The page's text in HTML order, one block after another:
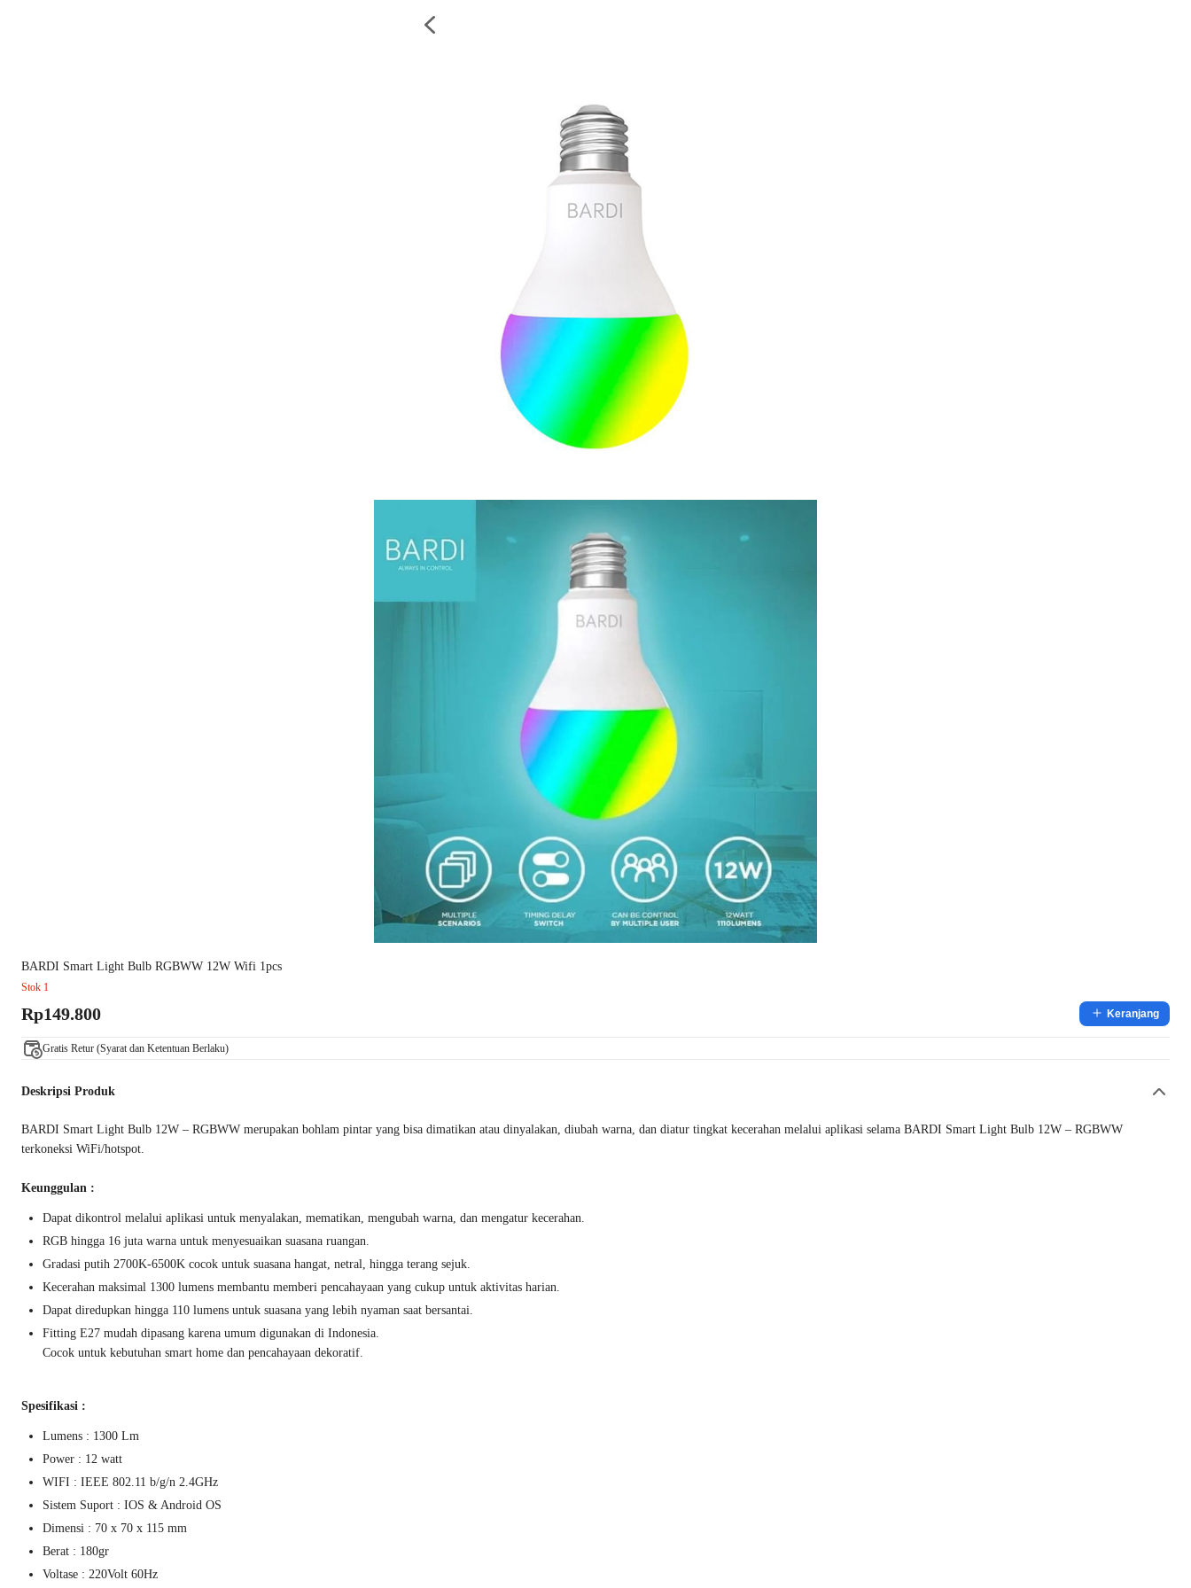
BARDI Smart Light Bulb RGBWW 12W Wifi 1pcs
Stok 1
Rp149.800 Keranjang
Gratis Retur (Syarat dan Ketentuan Berlaku)
Deskripsi Produk
BARDI Smart Light Bulb 12W – RGBWW merupakan bohlam pintar yang bisa dimatikan atau dinyalakan, diubah warna, dan diatur tingkat kecerahan melalui aplikasi selama BARDI Smart Light Bulb 12W – RGBWW
terkoneksi WiFi/hotspot.
Keunggulan :
Dapat dikontrol melalui aplikasi untuk menyalakan, mematikan, mengubah warna, dan mengatur kecerahan.
RGB hingga 16 juta warna untuk menyesuaikan suasana ruangan.
Gradasi putih 2700K-6500K cocok untuk suasana hangat, netral, hingga terang sejuk.
Kecerahan maksimal 1300 lumens membantu memberi pencahayaan yang cukup untuk aktivitas harian.
Dapat diredupkan hingga 110 lumens untuk suasana yang lebih nyaman saat bersantai.
Fitting E27 mudah dipasang karena umum digunakan di Indonesia.
Cocok untuk kebutuhan smart home dan pencahayaan dekoratif.
Spesifikasi :
Lumens : 1300 Lm
Power : 12 watt
WIFI : IEEE 802.11 b/g/n 2.4GHz
Sistem Suport : IOS & Android OS
Dimensi : 70 x 70 x 115 mm
Berat : 180gr
Voltase : 220Volt 60Hz